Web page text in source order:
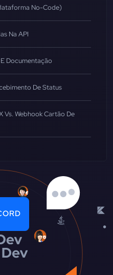
No-Code)
Na API
Documentação
De Status
Vs. Webhook Cartão De